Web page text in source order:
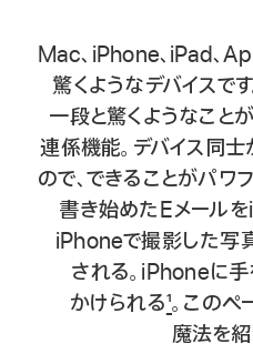
Mac、iPhone、iPad、
驚くようなデバイスです
一段と驚くようなことが
連係機能。 デバイス同士
ので、できることがパワ
書き始めたEメールを
iPhoneで撮影した写
される。 iPhoneに手
かけられる1。 このペ
魔法を紹